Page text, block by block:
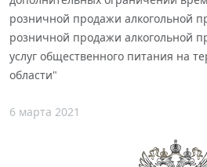
розничной продажи алкогольной
розничной продажи алкогольной
услуг общественного питания на
области"
6 марта 2021